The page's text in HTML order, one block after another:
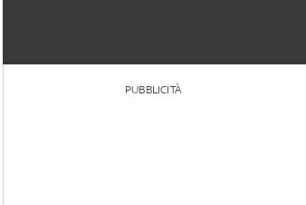
PUBBLICITÀ